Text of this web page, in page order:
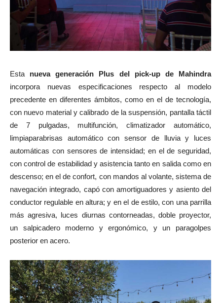
Esta nueva generación Plus del pick-up de Mahindra
incorpora nuevas especificaciones respecto al modelo
precedente en diferentes ámbitos, como en el de tecnología,
con nuevo material y calibrado de la suspensión, pantalla táctil
de 7 pulgadas, multifunción, climatizador automático,
limpiaparabrisas automático con sensor de lluvia y luces
automáticas con sensores de intensidad; en el de seguridad,
con control de estabilidad y asistencia tanto en salida como en
descenso; en el de confort, con mandos al volante, sistema de
navegación integrado, capó con amortiguadores y asiento del
conductor regulable en altura; y en el de estilo, con una parrilla
más agresiva, luces diurnas contorneadas, doble proyector,
un salpicadero moderno y ergonómico, y un paragolpes
posterior en acero.